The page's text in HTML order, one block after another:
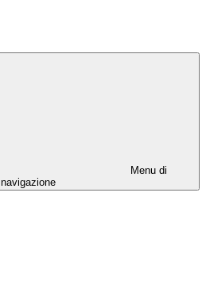
Menu di
navigazione